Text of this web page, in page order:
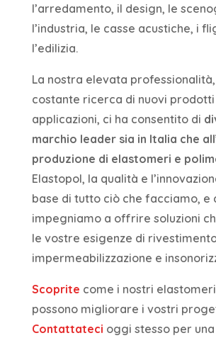
l’arredamento, il design, le
l’industria, le casse acustiche, i
l’edilizia.
La nostra elevata
costante ricerca di nuovi prodotti
applicazioni, ci ha consentito di
marchio leader sia in Italia che
produzione di elastomeri e
Elastopol, la qualità e
base di tutto ciò che facciamo, e
impegniamo a offrire soluzioni
le vostre esigenze di
impermeabilizzazione e
Scoprite come i nostri
possono migliorare i vostri
Contattateci oggi stesso per